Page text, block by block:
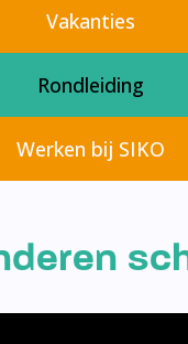
Vakanties
Rondleiding
Werken bij SIKO